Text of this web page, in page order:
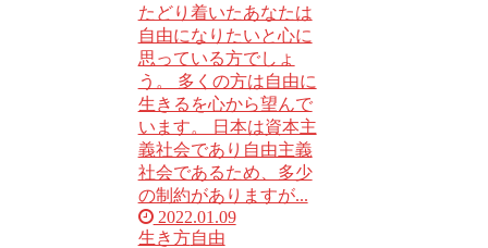
たどり着いたあなたは
自由になりたいと心に
思っている方でしょ
う。 多くの方は自由に
生きるを心から望んで
います。 日本は資本主
義社会であり自由主義
社会であるため、多少
の制約がありますが...
2022.01.09
生き方自由